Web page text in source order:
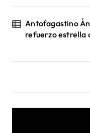
Antofagastino
refuerzo estrella